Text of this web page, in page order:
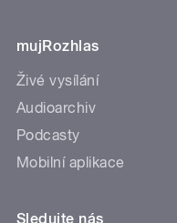
mujRozhlas
Živé vysílání
Audioarchiv
Podcasty
Mobilní aplikace
Sledujte nás